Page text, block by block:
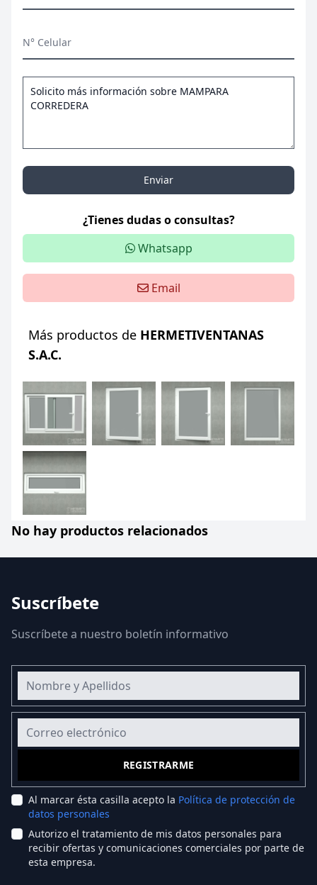
N° Celular
Enviar
¿Tienes dudas o consultas?
Whatsapp
Email
Más productos de HERMETIVENTANAS
S.A.C.
No hay productos relacionados
Suscríbete
Suscríbete a nuestro boletín informativo
Nombre y Apellidos
Correo electrónico
REGISTRARME
Al marcar ésta casilla acepto la Política de protección de
datos personales
Autorizo el tratamiento de mis datos personales para
recibir ofertas y comunicaciones comerciales por parte de
esta empresa.